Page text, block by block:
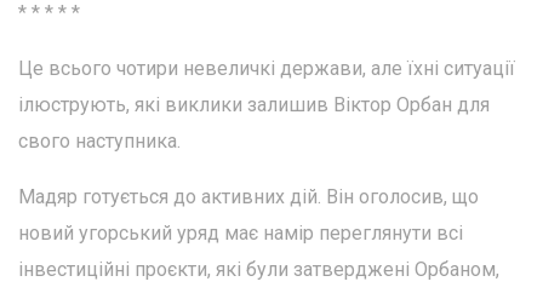
* * * * *
Це всього чотири невеличкі держави, але їхні ситуації
ілюструють, які виклики залишив Віктор Орбан для
свого наступника.
Мадяр готується до активних дій. Він оголосив, що
новий угорський уряд має намір переглянути всі
інвестиційні проєкти, які були затверджені Орбаном,